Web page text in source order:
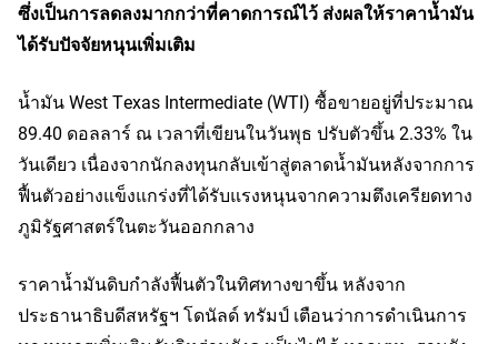
ซึ่งเป็นการลดลงมากกว่าที่คาดการณ์ไว้ ส่งผลให้ราคาน้ำมัน
ได้รับปัจจัยหนุนเพิ่มเติม
น้ำมัน West Texas Intermediate (WTI) ซื้อขายอยู่ที่ประมาณ
89.40 ดอลลาร์ ณ เวลาที่เขียนในวันพุธ ปรับตัวขึ้น 2.33% ใน
วันเดียว เนื่องจากนักลงทุนกลับเข้าสู่ตลาดน้ำมันหลังจากการ
ฟื้นตัวอย่างแข็งแกร่งที่ได้รับแรงหนุนจากความตึงเครียดทาง
ภูมิรัฐศาสตร์ในตะวันออกกลาง
ราคาน้ำมันดิบกำลังฟื้นตัวในทิศทางขาขึ้น หลังจาก
ประธานาธิบดีสหรัฐฯ โดนัลด์ ทรัมป์ เตือนว่าการดำเนินการ